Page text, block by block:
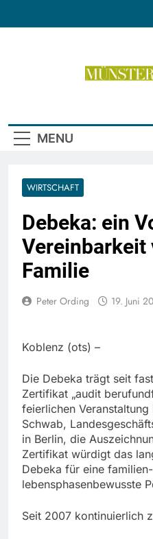
MENU
WIRTSCHAFT
Debeka: ein
Vereinbarkeit
Familie
Peter Ording 19. Juni
Koblenz (ots) –
Die Debeka trägt seit
Zertifikat „audit
feierlichen
Schwab,
in Berlin, die
Zertifikat würdigt das
Debeka für eine
lebensphasenbewusste
Seit 2007 kontinuierlich